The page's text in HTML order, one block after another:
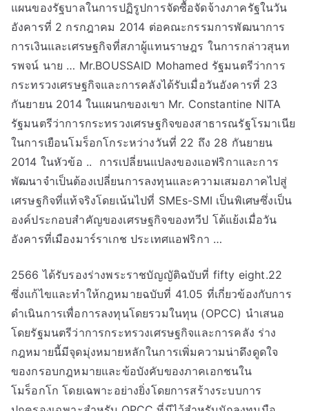
แผนของรัฐบาลในการปฏิรูปการจัดซื้อจัดจ้างภาครัฐในวัน
อังคารที่ 2 กรกฎาคม 2014 ต่อคณะกรรมการพัฒนาการ
การเงินและเศรษฐกิจที่สภาผู้แทนราษฎร ในการกล่าวสุนท
รพจน์ นาย … Mr.BOUSSAID Mohamed รัฐมนตรีว่าการ
กระทรวงเศรษฐกิจและการคลังได้รับเมื่อวันอังคารที่ 23
กันยายน 2014 ในแผนกของเขา Mr. Constantine NITA
รัฐมนตรีว่าการกระทรวงเศรษฐกิจของสาธารณรัฐโรมาเนีย
ในการเยือนโมร็อกโกระหว่างวันที่ 22 ถึง 28 กันยายน
2014 ในหัวข้อ .. ​ การเปลี่ยนแปลงของแอฟริกาและการ
พัฒนาจำเป็นต้องเปลี่ยนการลงทุนและความเสมอภาคไปสู่
เศรษฐกิจที่แท้จริงโดยเน้นไปที่ SMEs-SMI เป็นพิเศษซึ่งเป็น
องค์ประกอบสำคัญของเศรษฐกิจของทวีป โต้แย้งเมื่อวัน
อังคารที่เมืองมาร์ราเกช ประเทศแอฟริกา …
2566 ได้รับรองร่างพระราชบัญญัติฉบับที่ fifty eight.22
ซึ่งแก้ไขและทำให้กฎหมายฉบับที่ 41.05 ที่เกี่ยวข้องกับการ
ดำเนินการเพื่อการลงทุนโดยรวมในทุน (OPCC) นำเสนอ
โดยรัฐมนตรีว่าการกระทรวงเศรษฐกิจและการคลัง ร่าง
กฎหมายนี้มีจุดมุ่งหมายหลักในการเพิ่มความน่าดึงดูดใจ
ของกรอบกฎหมายและข้อบังคับของภาคเอกชนใน
โมร็อกโก โดยเฉพาะอย่างยิ่งโดยการสร้างระบบการ